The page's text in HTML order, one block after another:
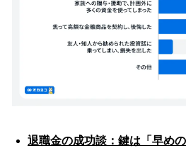
退職金の成功談：鍵は「早め